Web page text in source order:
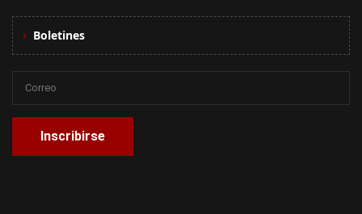
Boletines